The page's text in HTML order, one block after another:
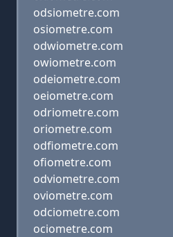
odsiometre.com
osiometre.com
odwiometre.com
owiometre.com
odeiometre.com
oeiometre.com
odriometre.com
oriometre.com
odfiometre.com
ofiometre.com
odviometre.com
oviometre.com
odciometre.com
ociometre.com